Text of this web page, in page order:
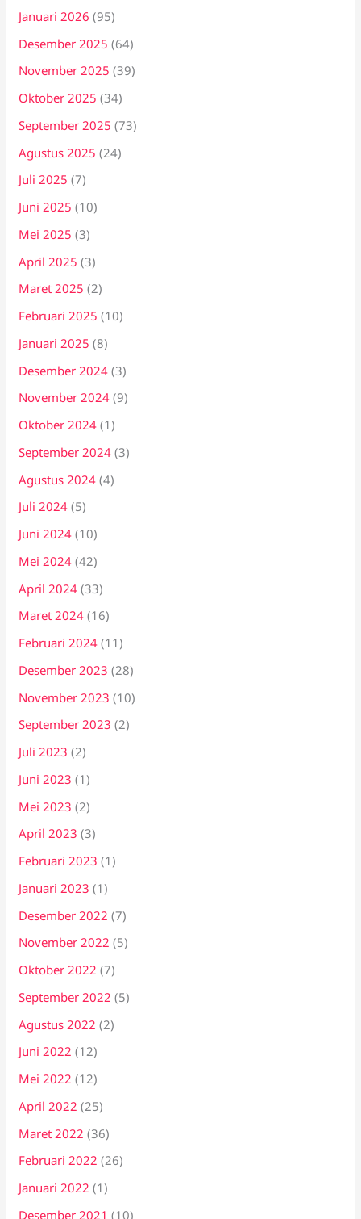
Januari 2026 (95)
Desember 2025 (64)
November 2025 (39)
Oktober 2025 (34)
September 2025 (73)
Agustus 2025 (24)
Juli 2025 (7)
Juni 2025 (10)
Mei 2025 (3)
April 2025 (3)
Maret 2025 (2)
Februari 2025 (10)
Januari 2025 (8)
Desember 2024 (3)
November 2024 (9)
Oktober 2024 (1)
September 2024 (3)
Agustus 2024 (4)
Juli 2024 (5)
Juni 2024 (10)
Mei 2024 (42)
April 2024 (33)
Maret 2024 (16)
Februari 2024 (11)
Desember 2023 (28)
November 2023 (10)
September 2023 (2)
Juli 2023 (2)
Juni 2023 (1)
Mei 2023 (2)
April 2023 (3)
Februari 2023 (1)
Januari 2023 (1)
Desember 2022 (7)
November 2022 (5)
Oktober 2022 (7)
September 2022 (5)
Agustus 2022 (2)
Juni 2022 (12)
Mei 2022 (12)
April 2022 (25)
Maret 2022 (36)
Februari 2022 (26)
Januari 2022 (1)
Desember 2021 (10)